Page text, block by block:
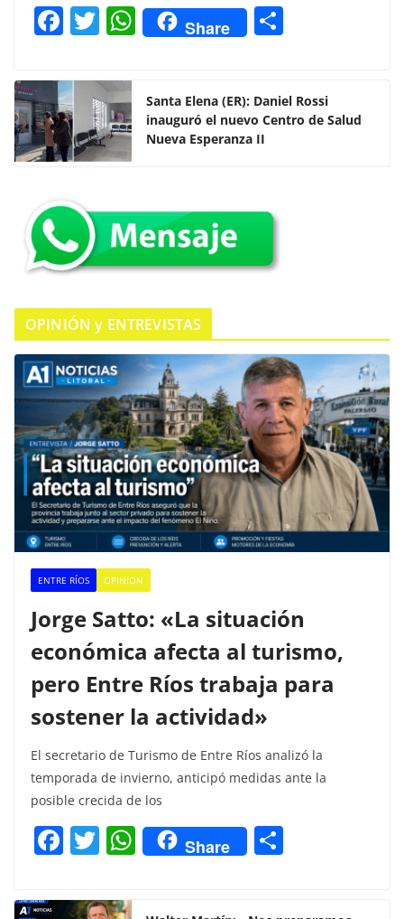
F
c
e
b
o
o
k
T
itt
er
W
h
s
A
Share
p
ar
Santa Elena (ER): Daniel Rossi
inauguró el nuevo Centro de Salud
Nueva Esperanza II
OPINIÓN y ENTREVISTAS
ENTRE RÍOS OPINION
Jorge Satto: «La situación
económica afecta al turismo,
pero Entre Ríos trabaja para
sostener la actividad»
El secretario de Turismo de Entre Ríos analizó la
temporada de invierno, anticipó medidas ante la
posible crecida de los
F
c
T
itt
W
h
Share